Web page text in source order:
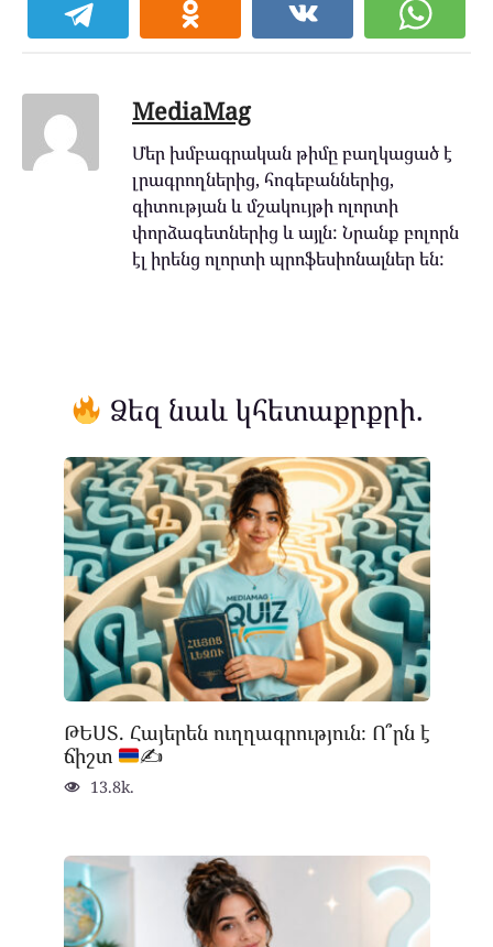
MediaMag
Մեր խմբագրական թիմը բաղկացած է
լրագրողներից, հոգեբաններից,
գիտության և մշակույթի ոլորտի
փորձագետներից և այլն: Նրանք բոլորն
էլ իրենց ոլորտի պրոֆեսիոնալներ են:
Ձեզ նաև կհետաքրքրի.
ԹԵՍՏ. Հայերեն ուղղագրություն։ Ո՞րն է
ճիշտ
✍
13.8k.